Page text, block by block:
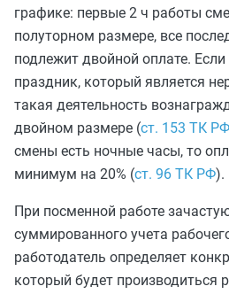
графике: первые 2 ч работы
полуторном размере, все
подлежит двойной оплате.
праздник, который является
такая деятельность
двойном размере (ст. 153 ТК РФ
смены есть ночные часы, то
минимум на 20% (ст. 96 ТК РФ).
При посменной работе
суммированного учета
работодатель определяет
который будет производиться